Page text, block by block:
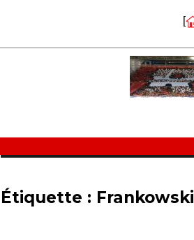
[
Étiquette : Frankowski